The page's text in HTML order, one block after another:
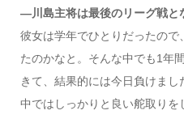
―川島主将は最後のリーグ戦と
彼女は学年でひとりだったの
たのかなと。そんな中でも1年
きて、結果的には今日負けま
中ではしっかりと良い舵取り